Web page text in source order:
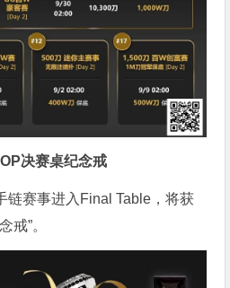
决赛桌纪念戒
链赛事进入Final Table，将获
戒”。